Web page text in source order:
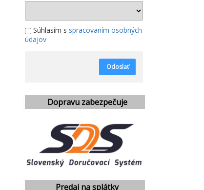
Súhlasím s spracovaním osobných
údajov
Odoslať
Dopravu zabezpečuje
Predaj na splátky